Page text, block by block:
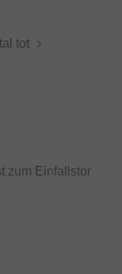
tot
zum Einfallstor